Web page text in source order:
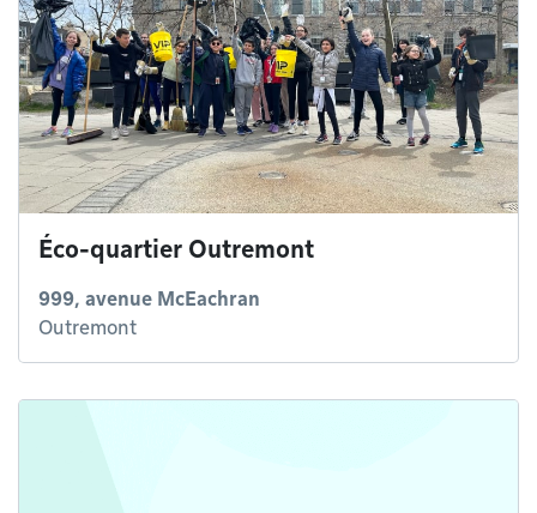
Éco-quartier Outremont
999, avenue McEachran
Outremont